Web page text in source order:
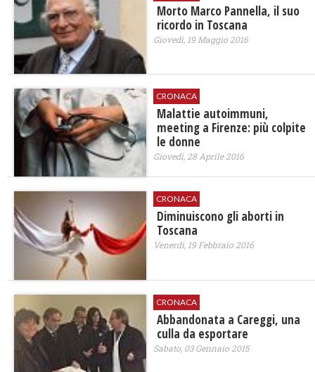
Morto Marco Pannella, il suo
ricordo in Toscana
Giovedì, 19 Maggio 2016
CRONACA
​Malattie autoimmuni,
meeting a Firenze: più colpite
le donne
Giovedì, 28 Aprile 2016
CRONACA
Diminuiscono gli aborti in
Toscana
Venerdì, 19 Febbraio 2016
CRONACA
Abbandonata a Careggi, una
culla da esportare
Sabato, 03 Gennaio 2015